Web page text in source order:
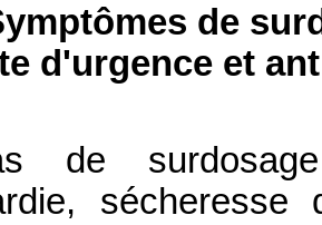
de
d'urgence et
de